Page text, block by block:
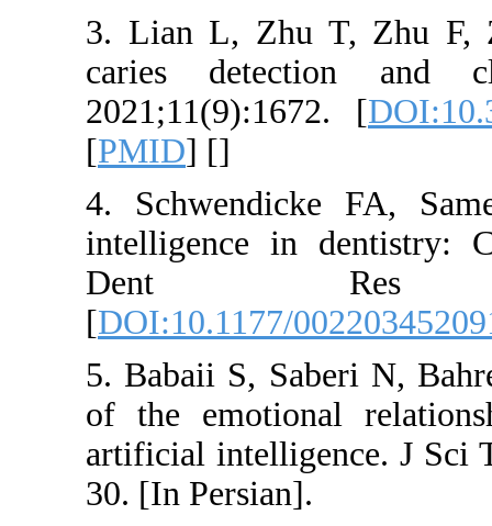
3. Lian L,
caries
4.
intelligence
Dent
[
5. Babaii S,
of the
artificial
30. [In